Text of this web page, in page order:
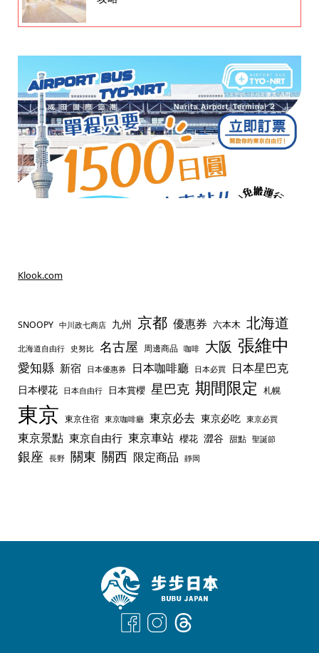
Klook.com
SNOOPY 中川政七商店 九州 京都 優惠券 六本木 北海道
北海道自由行 史努比 名古屋 周邊商品 咖啡 大阪 張維中
愛知縣 新宿 日本優惠券 日本咖啡廳 日本必買 日本星巴克
日本櫻花 日本自由行 日本賞櫻 星巴克 期間限定 札幌
東京 東京住宿 東京咖啡廳 東京必去 東京必吃 東京必買
東京景點 東京自由行 東京車站 櫻花 澀谷 甜點 聖誕節
銀座 長野 關東 關西 限定商品 靜岡